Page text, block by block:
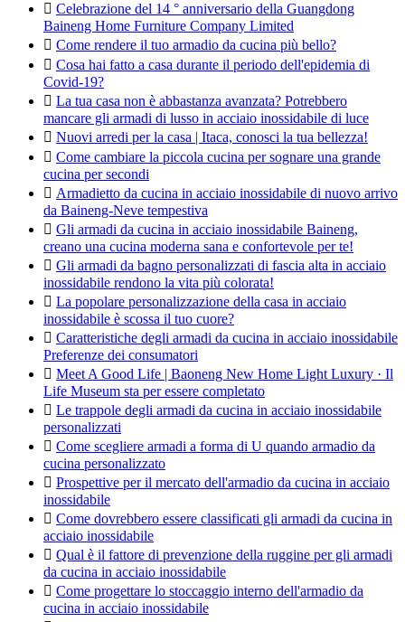
 Celebrazione del 14 ° anniversario della Guangdong
Baineng Home Furniture Company Limited
 Come rendere il tuo armadio da cucina più bello?
 Cosa hai fatto a casa durante il periodo dell'epidemia di
Covid-19?
 La tua casa non è abbastanza avanzata? Potrebbero
mancare gli armadi di lusso in acciaio inossidabile di luce
 Nuovi arredi per la casa | Itaca, conosci la tua bellezza!
 Come cambiare la piccola cucina per sognare una grande
cucina per secondi
 Armadietto da cucina in acciaio inossidabile di nuovo arrivo
da Baineng-Neve tempestiva
 Gli armadi da cucina in acciaio inossidabile Baineng,
creano una cucina moderna sana e confortevole per te!
 Gli armadi da bagno personalizzati di fascia alta in acciaio
inossidabile rendono la vita più colorata!
 La popolare personalizzazione della casa in acciaio
inossidabile è scossa il tuo cuore?
 Caratteristiche degli armadi da cucina in acciaio inossidabile
Preferenze dei consumatori
 Meet A Good Life | Baoneng New Home Light Luxury · Il
Life Museum sta per essere completato
 Le trappole degli armadi da cucina in acciaio inossidabile
personalizzati
 Come scegliere armadi a forma di U quando armadio da
cucina personalizzato
 Prospettive per il mercato dell'armadio da cucina in acciaio
inossidabile
 Come dovrebbero essere classificati gli armadi da cucina in
acciaio inossidabile
 Qual è il fattore di prevenzione della ruggine per gli armadi
da cucina in acciaio inossidabile
 Come progettare lo stoccaggio interno dell'armadio da
cucina in acciaio inossidabile